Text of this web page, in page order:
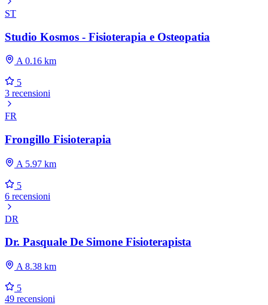
ST
Studio Kosmos - Fisioterapia e Osteopatia
A 0.16 km
5
3 recensioni
FR
Frongillo Fisioterapia
A 5.97 km
5
6 recensioni
DR
Dr. Pasquale De Simone Fisioterapista
A 8.38 km
5
49 recensioni